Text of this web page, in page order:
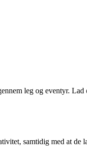
leg og eventyr.
samtidig med at de